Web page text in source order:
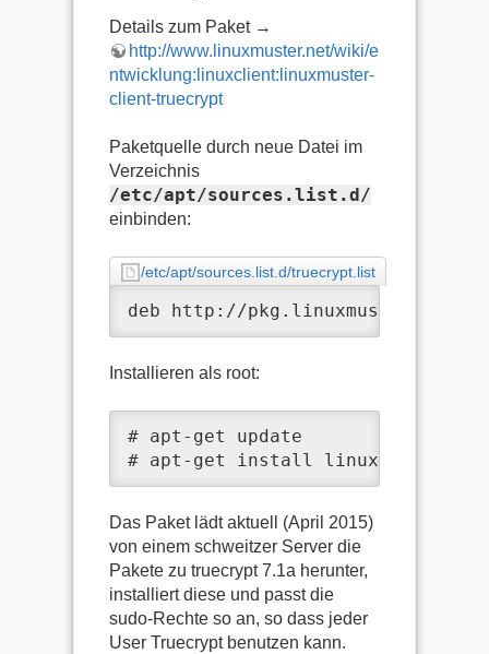
Details zum Paket →
http://www.linuxmuster.net/wiki/e
ntwicklung:linuxclient:linuxmuster-
client-truecrypt
Paketquelle durch neue Datei im
Verzeichnis
/etc/apt/sources.list.d/
einbinden:
/etc/apt/sources.list.d/truecrypt.list
deb http://pkg.linuxmuster.net/
Installieren als root:
# apt-get update
# apt-get install linuxmuster-
Das Paket lädt aktuell (April 2015)
von einem schweitzer Server die
Pakete zu truecrypt 7.1a herunter,
installiert diese und passt die
sudo-Rechte so an, so dass jeder
User Truecrypt benutzen kann.